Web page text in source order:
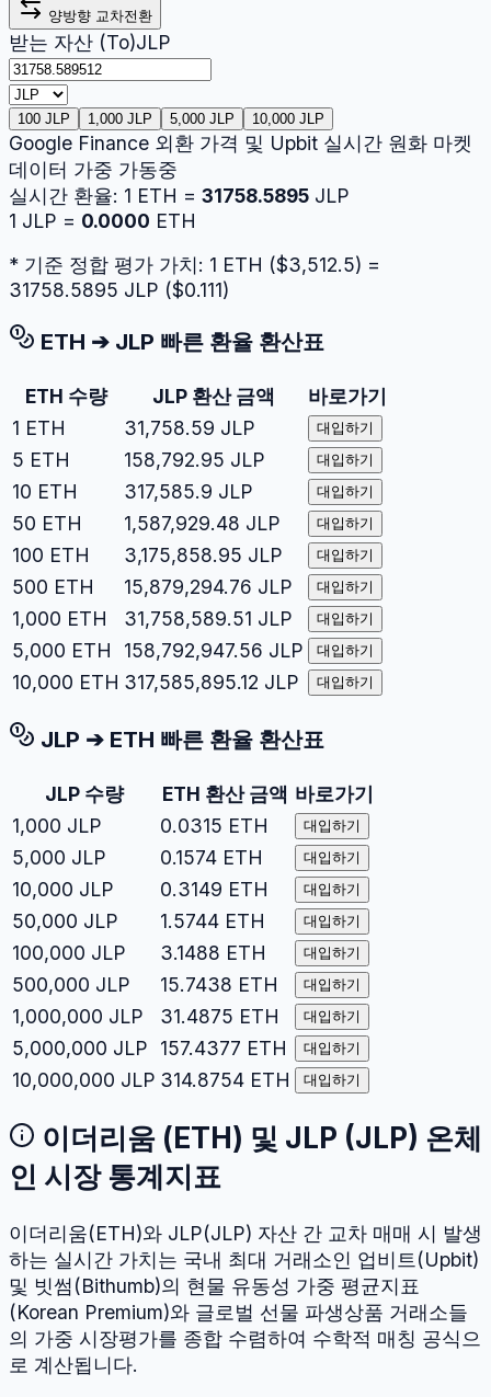
양방향 교차전환
받는 자산 (To)JLP
100 JLP 1,000 JLP 5,000 JLP 10,000 JLP
Google Finance 외환 가격 및 Upbit 실시간 원화 마켓
데이터 가중 가동중
실시간 환율: 1 ETH = 31758.5895 JLP
1 JLP = 0.0000 ETH
* 기준 정합 평가 가치: 1 ETH ($3,512.5) =
31758.5895 JLP ($0.111)
ETH ➔ JLP 빠른 환율 환산표
ETH 수량 JLP 환산 금액
바로가기
1 ETH 31,758.59 JLP 대입하기
5 ETH 158,792.95 JLP 대입하기
10 ETH 317,585.9 JLP 대입하기
50 ETH 1,587,929.48 JLP 대입하기
100 ETH 3,175,858.95 JLP 대입하기
500 ETH 15,879,294.76 JLP 대입하기
1,000 ETH 31,758,589.51 JLP 대입하기
5,000 ETH 158,792,947.56 JLP 대입하기
10,000 ETH 317,585,895.12 JLP 대입하기
JLP ➔ ETH 빠른 환율 환산표
JLP수량 ETH 환산 금액 바로가기
1,000 JLP 0.0315 ETH 대입하기
5,000 JLP 0.1574 ETH 대입하기
10,000 JLP 0.3149 ETH 대입하기
50,000 JLP 1.5744 ETH 대입하기
100,000 JLP 3.1488 ETH 대입하기
500,000 JLP 15.7438 ETH 대입하기
1,000,000 JLP 31.4875 ETH 대입하기
5,000,000 JLP 157.4377 ETH 대입하기
10,000,000 JLP 314.8754 ETH 대입하기
이더리움 ( ETH ) 및 JLP (JLP) 온체
인 시장 통계지표
이더리움(ETH)와 JLP(JLP) 자산 간 교차 매매 시 발생
하는 실시간 가치는 국내 최대 거래소인 업비트(Upbit)
및 빗썸(Bithumb)의 현물 유동성 가중 평균지표
(Korean Premium)와 글로벌 선물 파생상품 거래소들
의 가중 시장평가를 종합 수렴하여 수학적 매칭 공식으
로 계산됩니다.